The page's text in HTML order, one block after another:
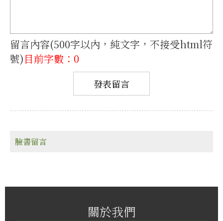
留言內容(500字以內，純文字，不接受html符
號)目前字數：0
臉書留言
關於我們